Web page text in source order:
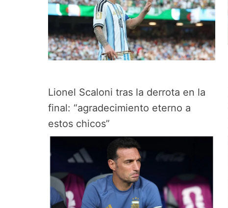
Lionel Scaloni tras la derrota en la
final: “agradecimiento eterno a
estos chicos”